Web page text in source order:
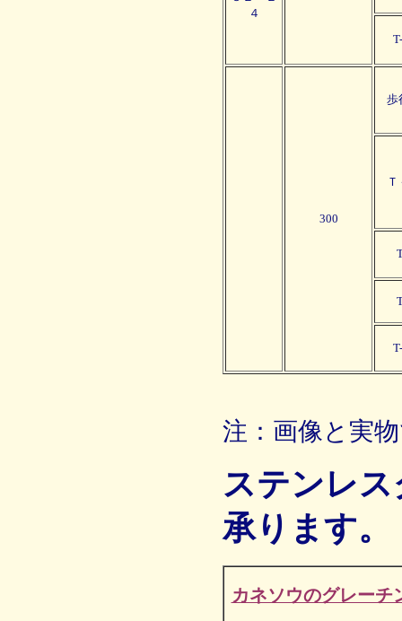
４
300
歩
注：画像と実
ステンレ
承ります。
カネソウのグレーチ